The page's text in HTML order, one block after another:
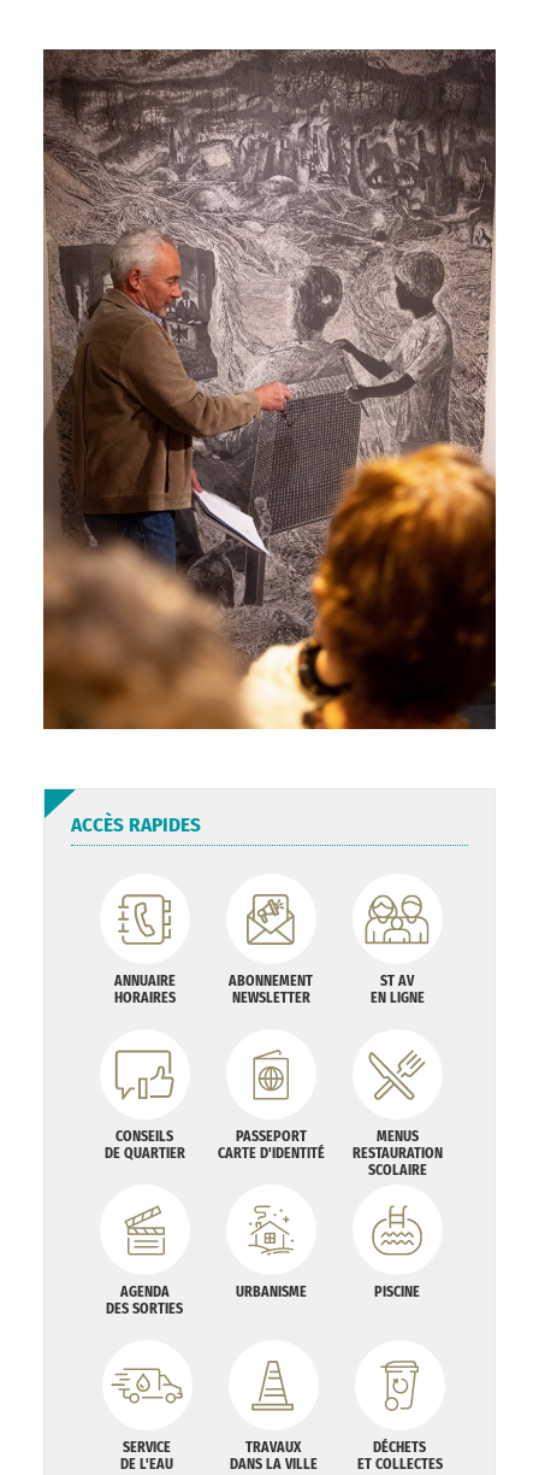
ACCÈS RAPIDES
ANNUAIRE
HORAIRES
ABONNEMENT
NEWSLETTER
ST AV
EN LIGNE
CONSEILS
DE QUARTIER
PASSEPORT
CARTE D'IDENTITÉ
MENUS
RESTAURATION
SCOLAIRE
AGENDA
DES SORTIES
URBANISME PISCINE
SERVICE
DE L'EAU
TRAVAUX
DANS LA VILLE
DÉCHETS
ET COLLECTES